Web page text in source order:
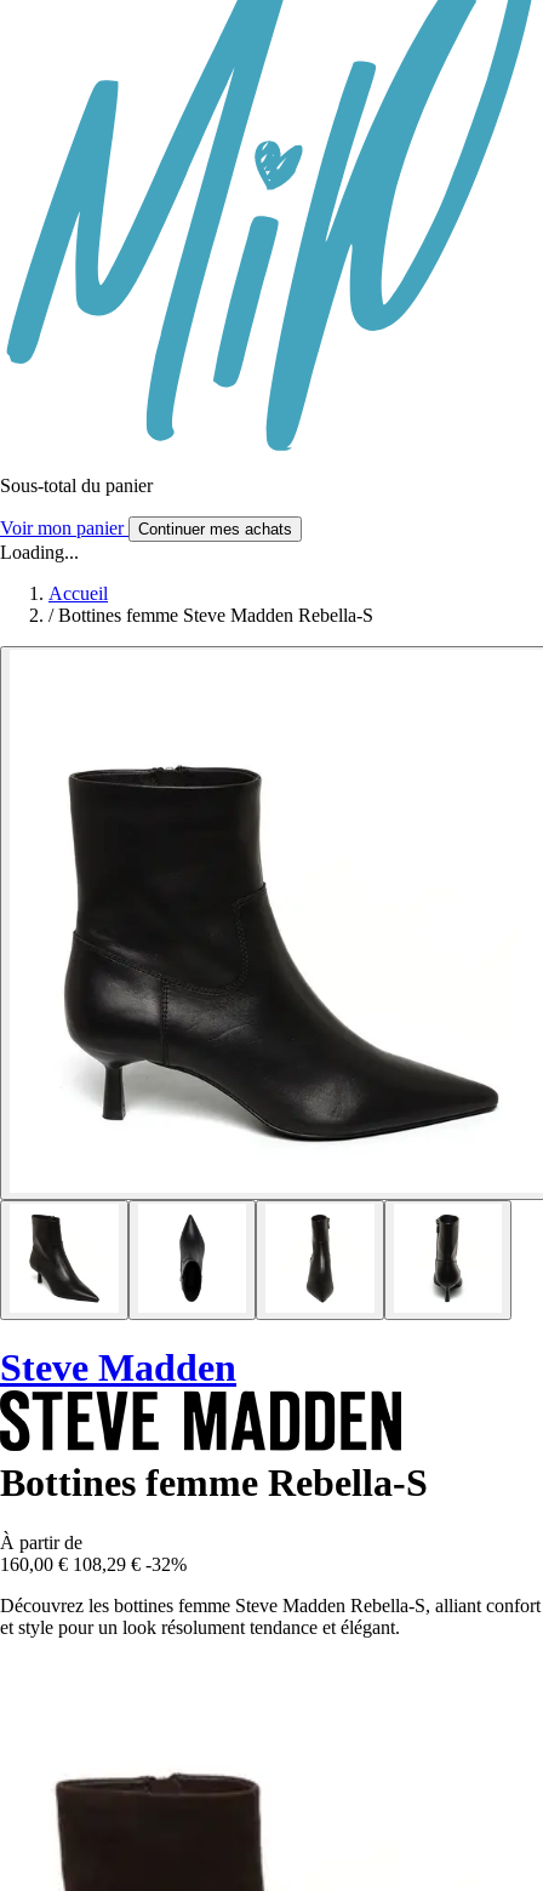
Sous-total du panier
Voir mon panier Continuer mes achats
Loading...
Accueil
/ Bottines femme Steve Madden Rebella-S
Steve Madden
Bottines femme Rebella-S
À partir de
160,00 € 108,29 € -32%
Découvrez les bottines femme Steve Madden Rebella-S, alliant confort
et style pour un look résolument tendance et élégant.